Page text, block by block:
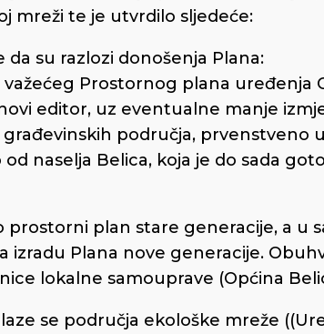
mreži te je utvrdilo sljedeće:
su razlozi donošenja Plana:
Prostornog plana uređenja
editor, uz eventualne manje
područja, prvenstveno
naselja Belica, koja je do sada
prostorni plan stare generacije, a u
izradu Plana nove generacije.
lokalne samouprave (Općina
se područja ekološke mreže